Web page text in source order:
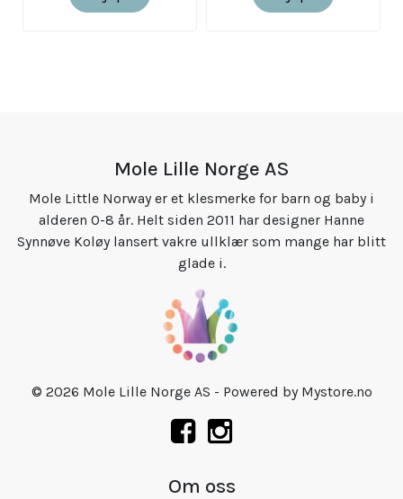
Mole Lille Norge AS
Mole Little Norway er et klesmerke for barn og baby i
alderen 0-8 år. Helt siden 2011 har designer Hanne
Synnøve Koløy lansert vakre ullklær som mange har blitt
glade i.
© 2026 Mole Lille Norge AS - Powered by Mystore.no
Om oss